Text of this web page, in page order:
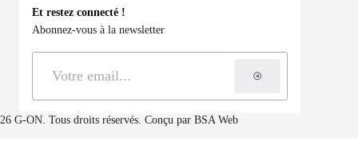
G-ON. Tous droits réservés. Conçu par BSA Web
Et restez connecté !
Abonnez-vous à la newsletter
S'inscrire à la